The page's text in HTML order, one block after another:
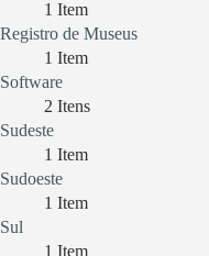
1 Item
Registro de Museus
1 Item
Software
2 Itens
Sudeste
1 Item
Sudoeste
1 Item
Sul
1 Item